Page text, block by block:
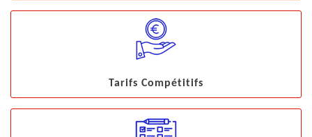
Tarifs Compétitifs